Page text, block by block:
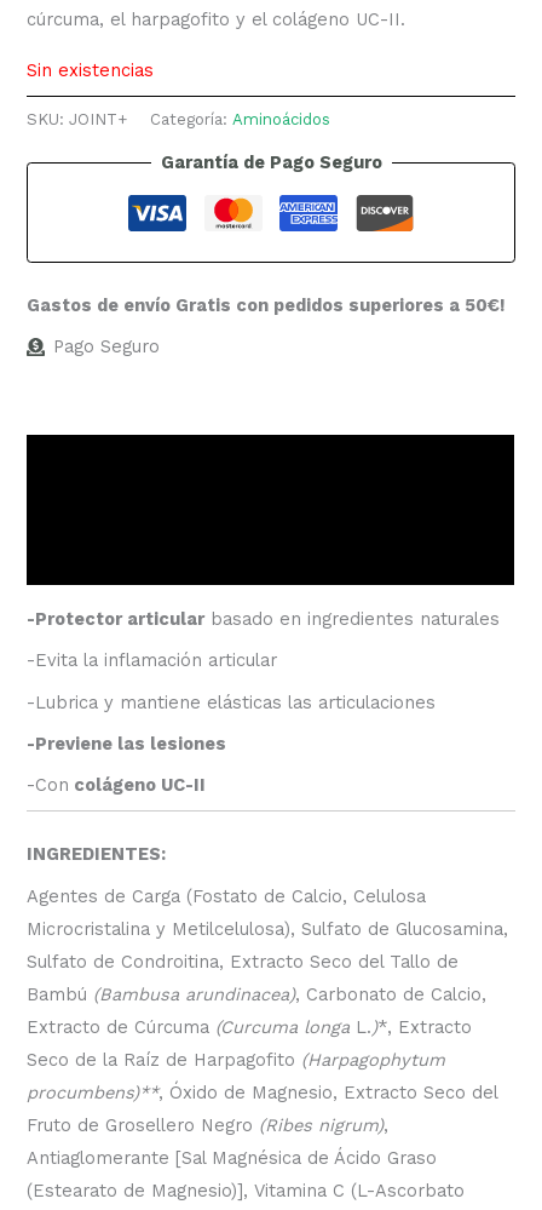
cúrcuma, el harpagofito y el colágeno UC-II.
Sin existencias
SKU:JOINT+ Categoría:Aminoácidos
Garantía de Pago Seguro
Gastos de envío Gratis con pedidos superiores a 50€!
Pago Seguro
-Protector articularbasado en ingredientes naturales
-Evita la inflamación articular
-Lubrica y mantiene elásticas las articulaciones
-Previene las lesiones
-Con colágeno UC-II
INGREDIENTES:
Agentes de Carga (Fostato de Calcio, Celulosa
Microcristalina y Metilcelulosa), Sulfato de Glucosamina,
Sulfato de Condroitina, Extracto Seco del Tallo de
Bambú (Bambusa arundinacea), Carbonato de Calcio,
Extracto de Cúrcuma (Curcuma longa L.)*, Extracto
Seco de la Raíz de Harpagofito (Harpagophytum
procumbens)**, Óxido de Magnesio, Extracto Seco del
Fruto de Grosellero Negro (Ribes nigrum),
Antiaglomerante [Sal Magnésica de Ácido Graso
(Estearato de Magnesio)], Vitamina C (L-Ascorbato